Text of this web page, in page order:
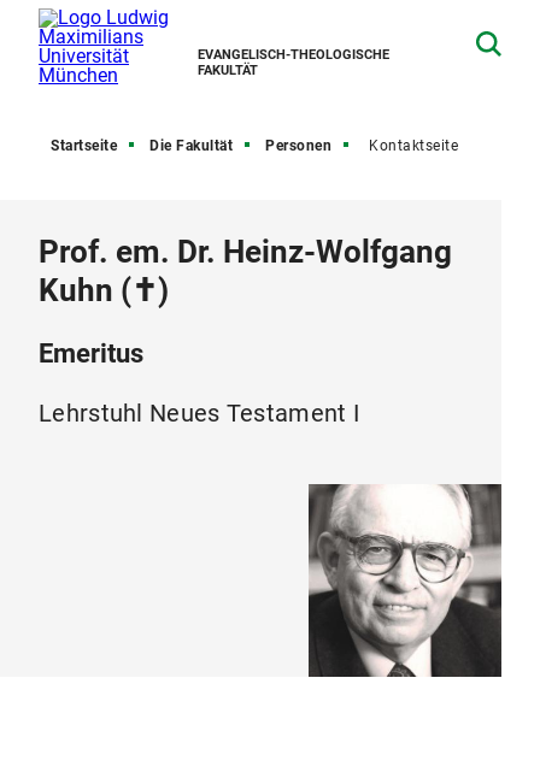
EVANGELISCH-THEOLOGISCHE
FAKULTÄT
Startseite Die Fakultät Personen Kontaktseite
Prof. em. Dr. Heinz-Wolfgang
Kuhn (✝)
Emeritus
Lehrstuhl Neues Testament I